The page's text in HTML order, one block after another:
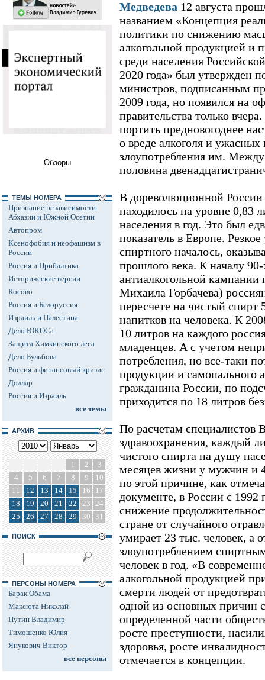
Обзоры
ТЕМЫ НОМЕРА
Признание независимости
Абхазии и Южной Осетии
Автопром
Ксенофобия и неофашизм в
России
Россия и Прибалтика
Исторические версии
Косово
Россия и Белоруссия
Израиль и Палестина
Дело ЮКОСа
Защита Химкинского леса
Дело Бульбова
Россия и финансовый кризис
Доллар
Россия и Израиль
все темы
АРХИВ
1 2
3
4
5 6 7 8 9
10
11
12 13 14 15 16
17
18
19 20 21 22 23 24
25
26 27 28 29 30 31
ПОИСК
ПЕРСОНЫ НОМЕРА
Барак Обама
Максюта Николай
Путин Владимир
Тимошенко Юлия
Янукович Виктор
все персоны
Медведева 12 августа
названием «Концепция
политики по снижению
алкогольной продукцией и
среди населения
2020 года» был утвержден
министров, подписанным
2009 года, но появился на
правительства только
портить предновогоднее
о вреде алкоголя и ужасных
злоупотребления им.
половина
В дореволюционной России
находилось на уровне 0,83
населения в год. Это был
показатель в Европе.
спиртного началось,
прошлого века. К началу 90-
антиалкогольной кампании
Михаила Горбачева)
пересчете на чистый спирт
напитков на человека. К
10 литров на каждого
младенцев. А с учетом
потребления, но все-таки
продукции и самопального
гражданина России, по
приходится по 18 литров
По расчетам специалистов
здравоохранения, каждый
чистого спирта на душу
месяцев жизни у мужчин и
по этой причине, как
документе, в России с 1992
снижение
стране от случайного
умирает 23 тыс. человек, а
злоупотреблением
человек в год. «В
алкогольной продукцией
смерти людей от
одной из основных причин
определенной части
росте преступности,
здоровья, росте
отмечается в концепции.